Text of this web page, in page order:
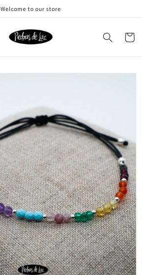
Welcome to our store
Carrito